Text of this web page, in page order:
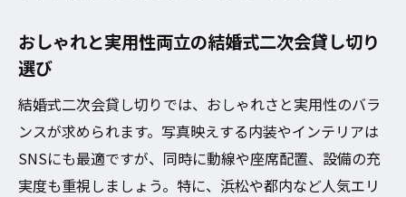
結婚式二次会貸し切りで迷わない会場位置
人数や予算に合う貸し切り会場の探し方
結婚式二次会貸し切りで人数別おすすめ会
場選び
予算に合わせた結婚式二次会貸し切りプラ
おしゃれと実用性両立の結婚式二次会貸し切り
選び
結婚式二次会貸し切りでは、おしゃれさと実用性のバラ
ンスが求められます。写真映えする内装やインテリアは
SNSにも最適ですが、同時に動線や座席配置、設備の充
実度も重視しましょう。特に、浜松や都内など人気エリ